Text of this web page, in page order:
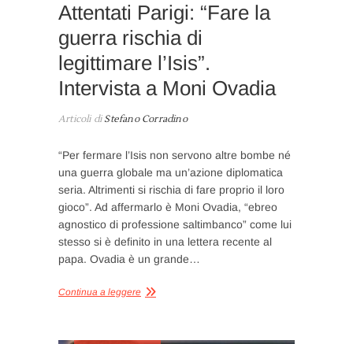
Attentati Parigi: “Fare la
guerra rischia di
legittimare l’Isis”.
Intervista a Moni Ovadia
Articoli diStefano Corradino
“Per fermare l’Isis non servono altre bombe né
una guerra globale ma un’azione diplomatica
seria. Altrimenti si rischia di fare proprio il loro
gioco”. Ad affermarlo è Moni Ovadia, “ebreo
agnostico di professione saltimbanco” come lui
stesso si è definito in una lettera recente al
papa. Ovadia è un grande…
Continua a leggere